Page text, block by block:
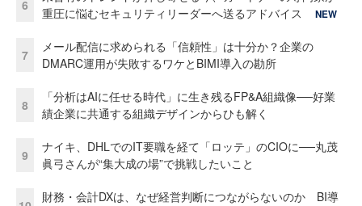
6
重圧に悩むセキュリティリーダーへ送るアドバイス
NEW
7
メール配信に求められる「信頼性」は十分か？企業の
DMARC運用が失敗するワケとBIMI導入の勘所
8
「分析はAIに任せる時代」に生き残るFP&A組織像──好業
績企業に共通する組織デザインからひも解く
9
ナイキ、DHLでのIT要職を経て「ロッテ」のCIOに──丸茂
眞弓さんが“集大成の場”で挑戦したいこと
財務・会計DXは、なぜ経営判断につながらないのか BI導